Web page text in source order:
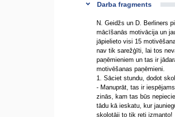
Darba fragments
N. Geidžs un D. Berliners
mācīšanās motivācija un
jāpielieto visi 15
nav tik sarežģīti, lai tos
paņēmieniem un tas ir
motivēšanas paņēmieni.
1. Sāciet stundu, dodot
- Manuprāt, tas ir
zinās, kam tas būs
tādu kā ieskatu, kur
skolotāji to tik reti izmanto!